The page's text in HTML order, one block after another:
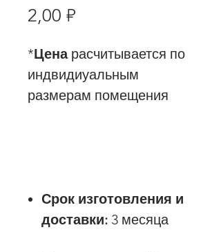
2,00 ₽
*Ценарасчитывается по
индвидиуальным
размерам помещения
Срок изготовления и
доставки: 3 месяца